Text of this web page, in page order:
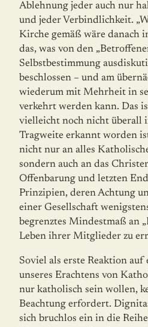
Ablehnung jeder auch nur
und jeder Verbindlichkeit.
Kirche gemäß wäre danach
das, was von den
Selbstbestimmung
beschlossen – und am
wiederum mit Mehrheit in
verkehrt werden kann. Das
vielleicht noch nicht überall
Tragweite erkannt worden
nicht nur an alles
sondern auch an das
Offenbarung und letzten
Prinzipien, deren Achtung
einer Gesellschaft
begrenztes Mindestmaß an
Leben ihrer Mitglieder zu
Soviel als erste Reaktion auf
unseres Erachtens von
nur katholisch sein wollen,
Beachtung erfordert.
sich bruchlos ein in die